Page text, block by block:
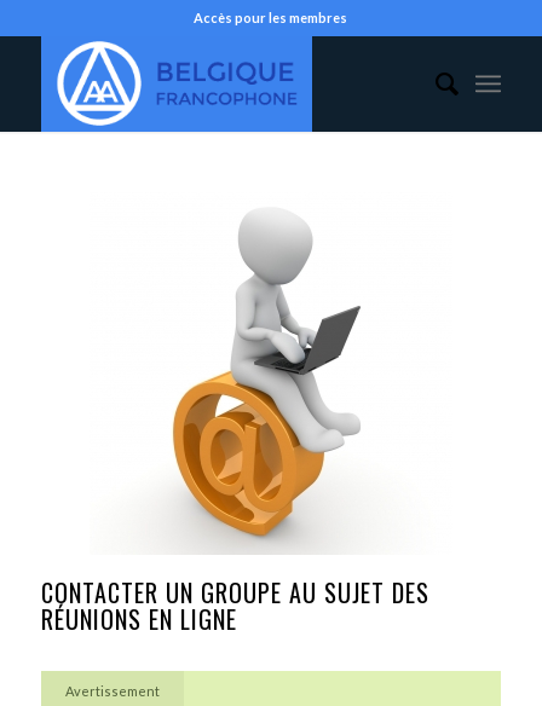
Accès pour les membres
CONTACTER UN GROUPE AU SUJET DES
RÉUNIONS EN LIGNE
Avertissement